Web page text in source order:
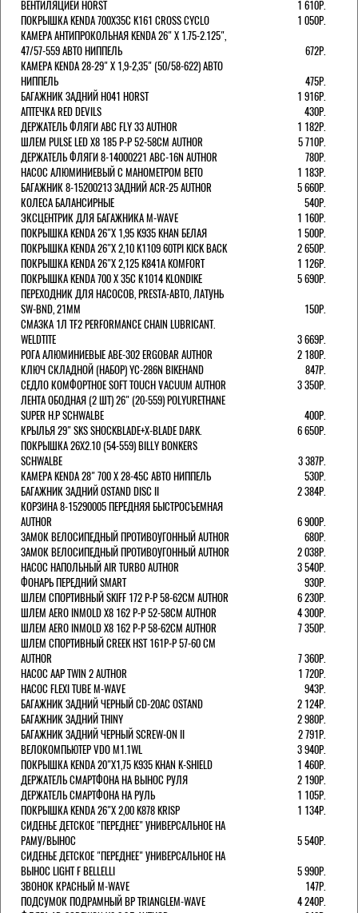
ВЕНТИЛЯЦИЕЙ HORST
1 610Р.
ПОКРЫШКА KENDA 700Х35С K161 CROSS CYCLO
1 050Р.
КАМЕРА АНТИПРОКОЛЬНАЯ KENDA 26" Х 1.75-2.125",
47/57-559 АВТО НИППЕЛЬ
672Р.
КАМЕРА KENDA 28-29" Х 1,9-2,35" (50/58-622) АВТО
НИППЕЛЬ
475Р.
БАГАЖНИК ЗАДНИЙ H041 HORST
1 916Р.
АПТЕЧКА RED DEVILS
430Р.
ДЕРЖАТЕЛЬ ФЛЯГИ АВС FLY 33 AUTHOR
1 182Р.
ШЛЕМ PULSE LED X8 185 Р-Р 52-58СМ AUTHOR
5 710Р.
ДЕРЖАТЕЛЬ ФЛЯГИ 8-14000221 ABC-16N AUTHOR
780Р.
НАСОС АЛЮМИНИЕВЫЙ С МАНОМЕТРОМ BETO
1 183Р.
БАГАЖНИК 8-15200213 ЗАДНИЙ ACR-25 AUTHOR
5 660Р.
КОЛЕСА БАЛАНСИРНЫЕ
540Р.
ЭКСЦЕНТРИК ДЛЯ БАГАЖНИКА M-WAVE
1 160Р.
ПОКРЫШКА KENDA 26"Х 1,95 K935 KHAN БЕЛАЯ
1 500Р.
ПОКРЫШКА KENDA 26"Х 2,10 K1109 60TPI KICK BACK
2 650Р.
ПОКРЫШКА KENDA 26"Х 2,125 K841A KOMFORT
1 126Р.
ПОКРЫШКА KENDA 700 Х 35С К1014 KLONDIKE
5 690Р.
ПЕРЕХОДНИК ДЛЯ НАСОСОВ, PRESTA-АВТО, ЛАТУНЬ
SW-BND, 21ММ
150Р.
СМАЗКА 1Л TF2 PERFORMANCE CHAIN LUBRICANT.
WELDTITE
3 669Р.
РОГА АЛЮМИНИЕВЫЕ ABE-302 ERGOBAR AUTHOR
2 180Р.
КЛЮЧ СКЛАДНОЙ (НАБОР) YC-286N BIKEHAND
847Р.
СЕДЛО КОМФОРТНОЕ SOFT TOUCH VACUUM AUTHOR
3 350Р.
ЛЕНТА ОБОДНАЯ (2 ШТ) 26" (20-559) POLYURETHANE
SUPER H.P SCHWALBE
400Р.
КРЫЛЬЯ 29" SKS SHOCKBLADE+X-BLADE DARK.
6 650Р.
ПОКРЫШКА 26X2.10 (54-559) BILLY BONKERS
SCHWALBE
3 387Р.
КАМЕРА KENDA 28" 700 Х 28-45С АВТО НИППЕЛЬ
530Р.
БАГАЖНИК ЗАДНИЙ OSTAND DISC II
2 384Р.
КОРЗИНА 8-15290005 ПЕРЕДНЯЯ БЫСТРОСЪЕМНАЯ
AUTHOR
6 900Р.
ЗАМОК ВЕЛОСИПЕДНЫЙ ПРОТИВОУГОННЫЙ AUTHOR
680Р.
ЗАМОК ВЕЛОСИПЕДНЫЙ ПРОТИВОУГОННЫЙ AUTHOR
2 038Р.
НАСОС НАПОЛЬНЫЙ AIR TURBO AUTHOR
3 540Р.
ФОНАРЬ ПЕРЕДНИЙ SMART
930Р.
ШЛЕМ СПОРТИВНЫЙ SKIFF 172 Р-Р 58-62СМ AUTHOR
6 230Р.
ШЛЕМ AERO INMOLD X8 162 Р-Р 52-58СМ AUTHOR
4 300Р.
ШЛЕМ AERO INMOLD X8 162 Р-Р 58-62СМ AUTHOR
7 350Р.
ШЛЕМ СПОРТИВНЫЙ CREEK HST 161Р-Р 57-60 СМ
AUTHOR
7 360Р.
НАСОС AAP TWIN 2 AUTHOR
1 720Р.
НАСОС FLEXI TUBE M-WAVE
943Р.
БАГАЖНИК ЗАДНИЙ ЧЕРНЫЙ СD-20AC OSTAND
2 124Р.
БАГАЖНИК ЗАДНИЙ THINY
2 980Р.
БАГАЖНИК ЗАДНИЙ ЧЕРНЫЙ SCREW-ON II
2 791Р.
ВЕЛОКОМПЬЮТЕР VDO M1.1WL
3 940Р.
ПОКРЫШКА KENDA 20"Х1,75 K935 KHAN K-SHIELD
1 460Р.
ДЕРЖАТЕЛЬ СМАРТФОНА НА ВЫНОС РУЛЯ
2 190Р.
ДЕРЖАТЕЛЬ СМАРТФОНА НА РУЛЬ
1 105Р.
ПОКРЫШКА KENDA 26"Х 2,00 K878 KRISP
1 134Р.
СИДЕНЬЕ ДЕТСКОЕ "ПЕРЕДНЕЕ" УНИВЕРСАЛЬНОЕ НА
РАМУ/ВЫНОС
5 540Р.
СИДЕНЬЕ ДЕТСКОЕ "ПЕРЕДНЕЕ" УНИВЕРСАЛЬНОЕ НА
ВЫНОС LIGHT F BELLELLI
5 990Р.
ЗВОНОК КРАСНЫЙ M-WAVE
147Р.
ПОДСУМОК ПОДРАМНЫЙ BP TRIANGLEM-WAVE
4 240Р.